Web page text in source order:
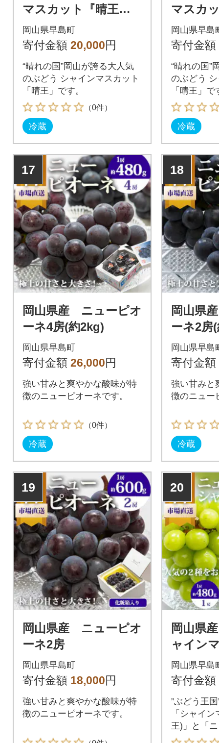
マスカット『晴王』1
房
岡山県早島町
寄付金額 20,000円
“晴れの国”岡山が誇る大人気
のぶどう シャインマスカット
「晴王」です。
（0件）
冷蔵
マスカ
房
岡山県早島
寄付金額
“晴れの国”
のぶどう
「晴王」で
冷蔵
17
岡山県産 ニューピオ
ーネ4房(約2kg)
岡山県早島町
寄付金額 26,000円
強い甘みと爽やかな酸味が特
徴のニューピオーネです。
（0件）
冷蔵
18
岡山県
ーネ2房
岡山県早島
寄付金額
強い甘みと
徴のニュー
冷蔵
19
岡山県産 ニューピオ
ーネ2房
岡山県早島町
寄付金額 18,000円
強い甘みと爽やかな酸味が特
徴のニューピオーネです。
20
岡山県
ャイン
『晴王
オーネ
岡山県早島
寄付金額
”ぶどう王
「シャイ
王)」と「
詰め合わせ